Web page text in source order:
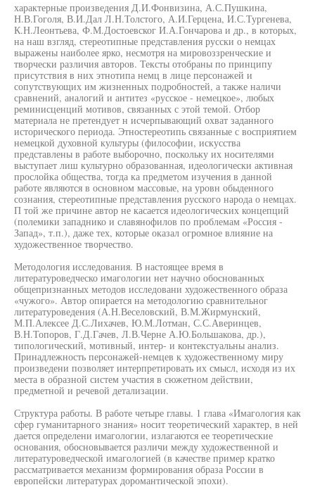
характерные произведения Д.И.Фонвизина, А.С.Пушкина,
Н.В.Гоголя, В.И.Дал Л.Н.Толстого, А.И.Герцена, И.С.Тургенева,
К.Н.Леонтьева, Ф.М.Достоевског И.А.Гончарова и др., в которых,
на наш взгляд, стереотипные представления русски о немцах
выражены наиболее ярко, несмотря на мировоззренческие и
творчески различия авторов. Тексты отобраны по принципу
присутствия в них этнотипа немц в лице персонажей и
сопутствующих им жизненных подробностей, а также наличи
сравнений, аналогий и антитез «русское - немецкое», любых
реминисценций мотивов, связанных с этой темой. Отбор
материала не претендует н исчерпывающий охват заданного
исторического периода. Этностереотипь связанные с восприятием
немецкой духовной культуры (философии, искусства
представлены в работе выборочно, поскольку их носителями
выступает лиш культурно образованная, идеологически активная
прослойка общества, тогда ка предметом изучения в данной
работе являются в основном массовые, на уровн обыденного
сознания, стереотипные представления русского народа о немцах.
П той же причине автор не касается идеологических концепций
(полемики западнико и славянофилов по проблемам «Россия -
Запад», т.п.), даже тех, которые оказал огромное влияние на
художественное творчество.
Методология исследования. В настоящее время в
литературоведческо имагологии нет научно обоснованных
общепризнанных методов исследовани художественного образа
«чужого». Автор опирается на методологию сравнительног
литературоведения (А.Н.Веселовский, В.М.Жирмунский,
М.П.Алексее Д.С.Лихачев, Ю.М.Лотман, С.С.Аверинцев,
В.Н.Топоров, Г.Д.Гачев, Л.В.Черне А.Ю.Большакова, др.),
типологический, мотивный, интер- и контекстуальны анализ.
Принадлежность персонажей-немцев к художественному миру
произведени позволяет интерпретировать их смысл, исходя из их
места в образной систем участия в сюжетном действии,
предметной и речевой детализации.
Структура работы. В работе четыре главы. 1 глава «Имагология как
сфер гуманитарного знания» носит теоретический характер, в ней
дается определени имагологии, излагаются ее теоретические
основания, обосновывается различи между художественной и
литературоведческой имагологией (в качестве пример кратко
рассматривается механизм формирования образа России в
европейски литературах доромантической эпохи).